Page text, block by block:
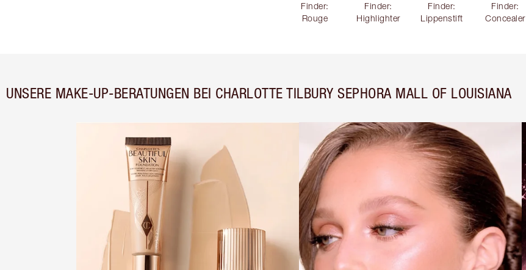
Finder:
Rouge
Finder:
Highlighter
Finder:
Lippenstift
Finder:
Concealer
UNSERE MAKE-UP-BERATUNGEN BEI CHARLOTTE TILBURY SEPHORA MALL OF LOUISIANA